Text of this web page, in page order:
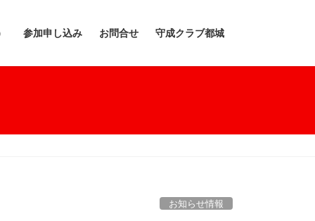
参加申し込み お問合せ 守成クラブ都城
お知らせ情報